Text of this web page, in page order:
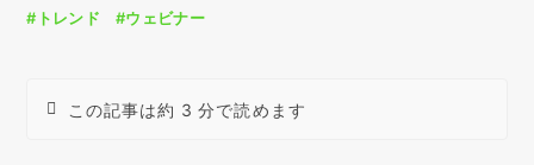
#トレンド
#ウェビナー
この記事は約 3 分で読めます